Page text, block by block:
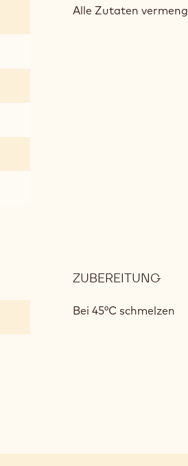
Alle Zutaten
ZUBEREITUNG:
Bei 45°C schmelzen